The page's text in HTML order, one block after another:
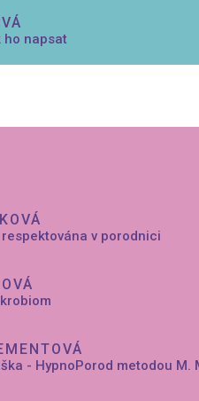
ho napsat
v porodnici
- HypnoPorod metodou M.